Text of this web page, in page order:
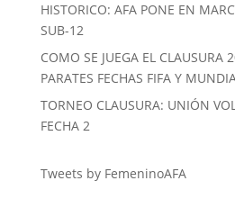
HISTORICO: AFA PONE EN
SUB-12
COMO SE JUEGA EL CLAUSURA
PARATES FECHAS FIFA Y
TORNEO CLAUSURA: UNIÓN
FECHA 2
Tweets by FemeninoAFA